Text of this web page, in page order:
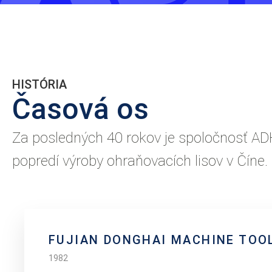
HISTÓRIA
Časová os
Za posledných 40 rokov je spoločnosť
popredí výroby ohraňovacích lisov v Číne.
FUJIAN DONGHAI MACHINE
1982